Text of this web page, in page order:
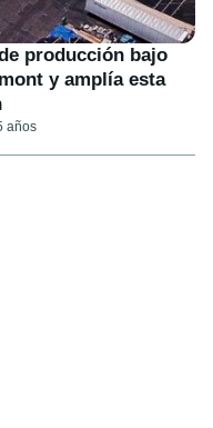
producción bajo
y amplía esta
años